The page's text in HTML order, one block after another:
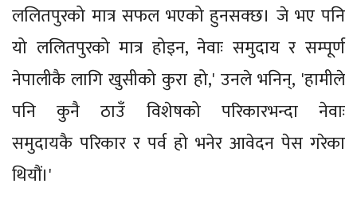
ललितपुरको मात्र सफल भएको हुनसक्छ। जे भए पनि
यो ललितपुरको मात्र होइन, नेवाः समुदाय र सम्पूर्ण
नेपालीकै लागि खुसीको कुरा हो,' उनले भनिन्, 'हामीले
पनि कुनै ठाउँ विशेषको परिकारभन्दा नेवाः
समुदायकै परिकार र पर्व हो भनेर आवेदन पेस गरेका
थियौं।'